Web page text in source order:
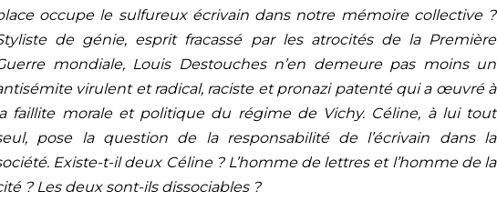
occupe le sulfureux écrivain dans notre mémoire collective ?
de génie, esprit fracassé par les atrocités de la Première
mondiale, Louis Destouches n’en demeure pas moins un
virulent et radical, raciste et pronazi patenté qui a œuvré à
faillite morale et politique du régime de Vichy. Céline, à lui tout
pose la question de la responsabilité de l’écrivain dans la
Existe-t-il deux Céline ? L’homme de lettres et l’homme de la
? Les deux sont-ils dissociables ?